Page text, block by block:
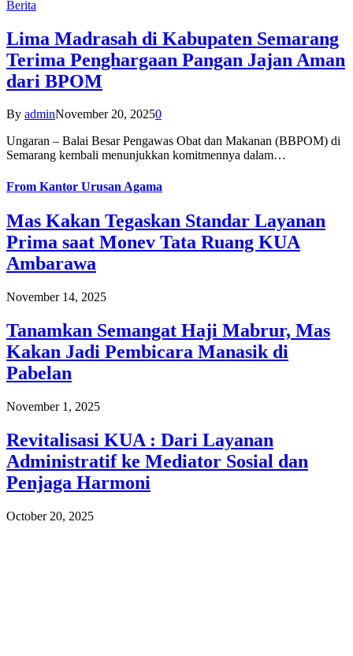
Berita
Lima Madrasah di Kabupaten Semarang
Terima Penghargaan Pangan Jajan Aman
dari BPOM
By adminNovember 20, 20250
Ungaran – Balai Besar Pengawas Obat dan Makanan (BBPOM) di
Semarang kembali menunjukkan komitmennya dalam…
From Kantor Urusan Agama
Mas Kakan Tegaskan Standar Layanan
Prima saat Monev Tata Ruang KUA
Ambarawa
November 14, 2025
Tanamkan Semangat Haji Mabrur, Mas
Kakan Jadi Pembicara Manasik di
Pabelan
November 1, 2025
Revitalisasi KUA : Dari Layanan
Administratif ke Mediator Sosial dan
Penjaga Harmoni
October 20, 2025